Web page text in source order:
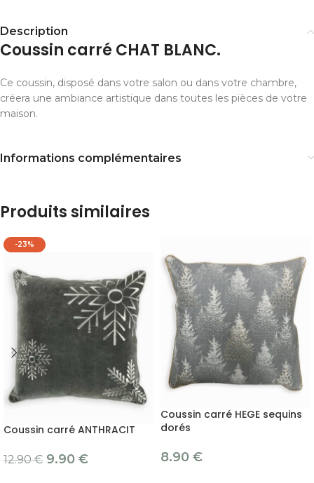
Description
Coussin carré CHAT BLANC.
Ce coussin, disposé dans votre salon ou dans votre chambre,
créera une ambiance artistique dans toutes les pièces de votre
maison.
Informations complémentaires
Produits similaires
-23%
Coussin carré ANTHRACIT
12.90€ 9.90 €
Coussin carré HEGE sequins
dorés
8.90 €